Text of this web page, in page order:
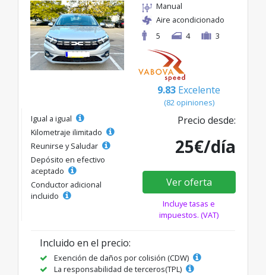
Manual
Aire acondicionado
5
4 3
9.83 Excelente
(82 opiniones)
Igual a igual
Kilometraje ilimitado
Reunirse y Saludar
Depósito en efectivo
aceptado
Conductor adicional
incluido
Precio desde:
25€/día
Ver oferta
Incluye tasas e
impuestos. (VAT)
Incluido en el precio:
Exención de daños por colisión (CDW)
La responsabilidad de terceros(TPL)